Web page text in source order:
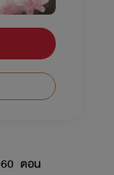
60 ตอน